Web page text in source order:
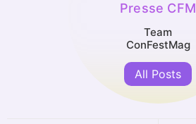
Presse CFM
Team
ConFestMag
All Posts